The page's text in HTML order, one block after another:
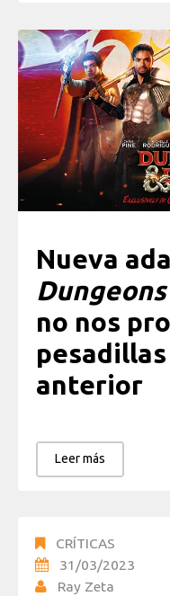
Nueva
no nos
anterior
Leer más
CRÍTICAS
31/03/2023
Ray Zeta